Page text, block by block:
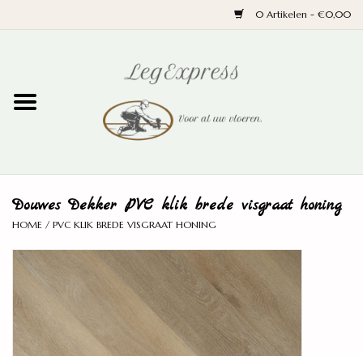
0 Artikelen - €0,00
Parket
Ondervloeren
Plinten
Wand en trap
Douwes Dekker PVC klik brede visgraat honing
HOME / PVC KLIK BREDE VISGRAAT HONING